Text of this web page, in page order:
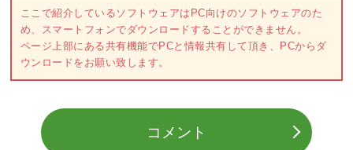
ここで紹介しているソフトウェアはPC向けのソフトウェアのた
め、スマートフォンでダウンロードすることができません。
ページ上部にある共有機能でPCと情報共有して頂き、PCからダ
ウンロードをお願い致します。
コメント